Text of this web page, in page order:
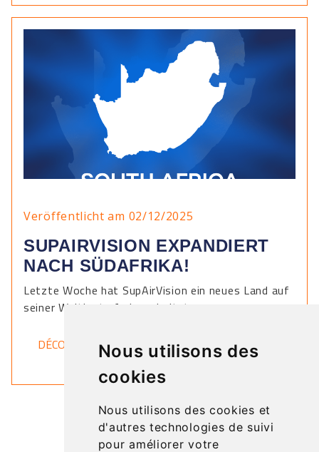
Nous utilisons des
cookies
Nous utilisons des cookies et
d'autres technologies de suivi
pour améliorer votre
Veröffentlicht am 02/12/2025
SUPAIRVISION EXPANDIERT
NACH SÜDAFRIKA!
Letzte Woche hat SupAirVision ein neues Land auf
seiner Weltkarte freigeschaltet.
DÉCOUVRIR